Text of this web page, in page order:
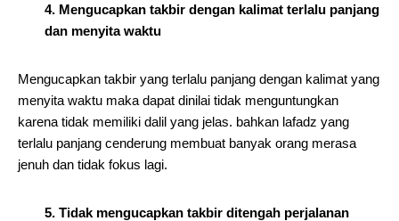
4. Mengucapkan takbir dengan kalimat terlalu panjang
dan menyita waktu
Mengucapkan takbir yang terlalu panjang dengan kalimat yang
menyita waktu maka dapat dinilai tidak menguntungkan
karena tidak memiliki dalil yang jelas. bahkan lafadz yang
terlalu panjang cenderung membuat banyak orang merasa
jenuh dan tidak fokus lagi.
5. Tidak mengucapkan takbir ditengah perjalanan